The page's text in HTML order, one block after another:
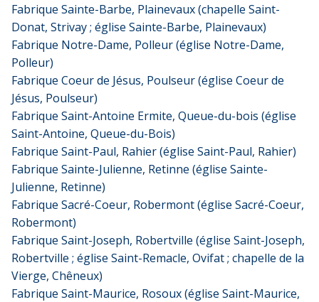
Fabrique Sainte-Barbe, Plainevaux (chapelle Saint-
Donat, Strivay ; église Sainte-Barbe, Plainevaux)
Fabrique Notre-Dame, Polleur (église Notre-Dame,
Polleur)
Fabrique Coeur de Jésus, Poulseur (église Coeur de
Jésus, Poulseur)
Fabrique Saint-Antoine Ermite, Queue-du-bois (église
Saint-Antoine, Queue-du-Bois)
Fabrique Saint-Paul, Rahier (église Saint-Paul, Rahier)
Fabrique Sainte-Julienne, Retinne (église Sainte-
Julienne, Retinne)
Fabrique Sacré-Coeur, Robermont (église Sacré-Coeur,
Robermont)
Fabrique Saint-Joseph, Robertville (église Saint-Joseph,
Robertville ; église Saint-Remacle, Ovifat ; chapelle de la
Vierge, Chêneux)
Fabrique Saint-Maurice, Rosoux (église Saint-Maurice,